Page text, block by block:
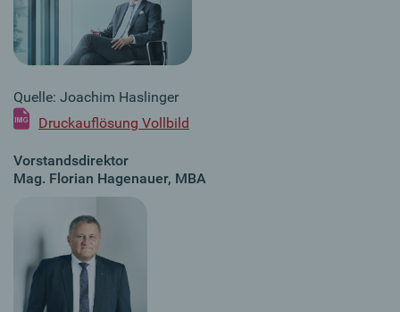
Quelle: Joachim Haslinger
Druckauflösung Vollbild
Vorstandsdirektor
Mag. Florian Hagenauer, MBA